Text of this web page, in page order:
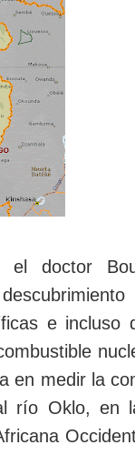
doctor
e incluso
en medir la
río Oklo, en